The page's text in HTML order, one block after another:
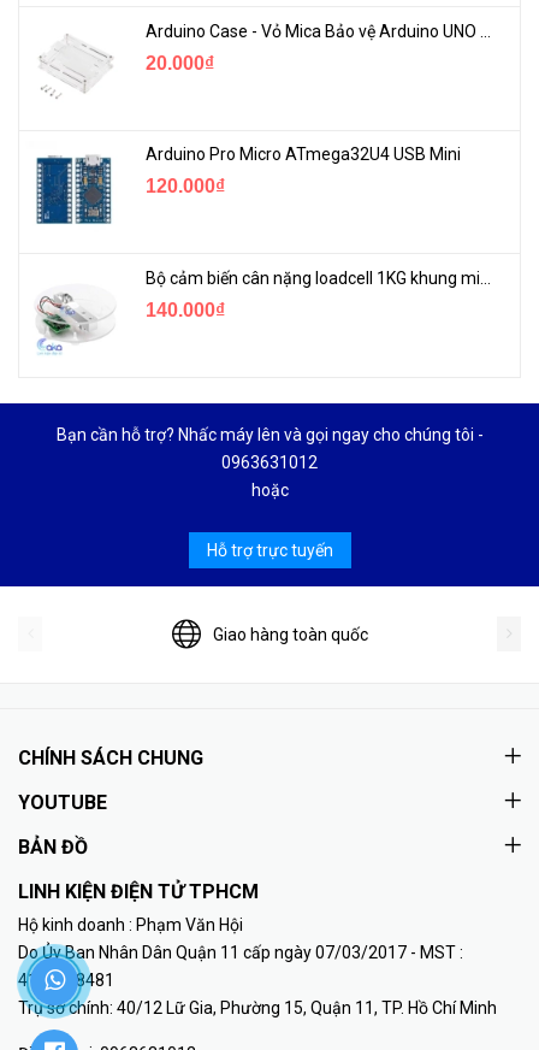
20.000₫
Arduino Pro Micro ATmega32U4 USB Mini
120.000₫
140.000₫
Bạn cần hỗ trợ? Nhấc máy lên và gọi ngay cho chúng tôi -
0963631012
hoặc
Hỗ trợ trực tuyến
Giao hàng toàn quốc
CHÍNH SÁCH CHUNG
YOUTUBE
BẢN ĐỒ
LINH KIỆN ĐIỆN TỬ TPHCM
Hộ kinh doanh : Phạm Văn Hội
Do Ủy Ban Nhân Dân Quận 11 cấp ngày 07/03/2017 - MST :
41K8018481
Trụ sở chính: 40/12 Lữ Gia, Phường 15, Quận 11, TP. Hồ Chí Minh